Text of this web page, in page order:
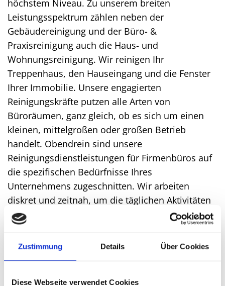
Zustimmung Details Über Cookies
Diese Webseite verwendet Cookies
höchstem Niveau. Zu unserem breiten
Leistungsspektrum zählen neben der
Gebäudereinigung und der Büro- &
Praxisreinigung auch die Haus- und
Wohnungsreinigung. Wir reinigen Ihr
Treppenhaus, den Hauseingang und die Fenster
Ihrer Immobilie. Unsere engagierten
Reinigungskräfte putzen alle Arten von
Büroräumen, ganz gleich, ob es sich um einen
kleinen, mittelgroßen oder großen Betrieb
handelt. Obendrein sind unsere
Reinigungsdienstleistungen für Firmenbüros auf
die spezifischen Bedürfnisse Ihres
Unternehmens zugeschnitten. Wir arbeiten
diskret und zeitnah, um die täglichen Aktivitäten
nicht zu beeinträchtigen.